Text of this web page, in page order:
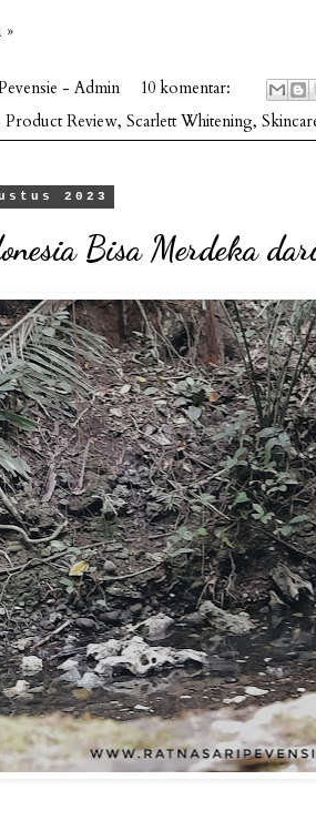
- Admin
10 komentar:
Product Review, Scarlett Whitening,
2023
Bisa Merdeka